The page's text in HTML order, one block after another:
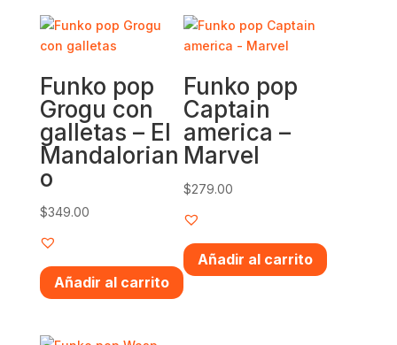
Funko pop
Grogu con
galletas – El
Mandalorian
o
$349.00
Añadir al carrito
Funko pop
Captain
america –
Marvel
$279.00
Añadir al carrito